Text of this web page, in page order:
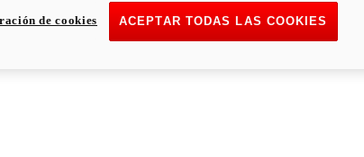
ACEPTAR TODAS LAS COOKIES
de cookies